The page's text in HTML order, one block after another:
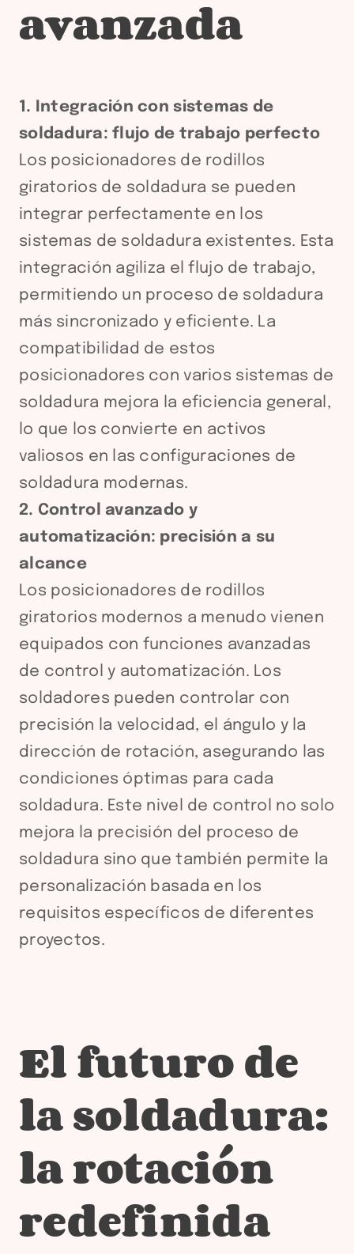
avanzada
1. Integración con sistemas de
soldadura: flujo de trabajo perfecto
Los posicionadores de rodillos
giratorios de soldadura se pueden
integrar perfectamente en los
sistemas de soldadura existentes. Esta
integración agiliza el flujo de trabajo,
permitiendo un proceso de soldadura
más sincronizado y eficiente. La
compatibilidad de estos
posicionadores con varios sistemas de
soldadura mejora la eficiencia general,
lo que los convierte en activos
valiosos en las configuraciones de
soldadura modernas.
2. Control avanzado y
automatización: precisión a su
alcance
Los posicionadores de rodillos
giratorios modernos a menudo vienen
equipados con funciones avanzadas
de control y automatización. Los
soldadores pueden controlar con
precisión la velocidad, el ángulo y la
dirección de rotación, asegurando las
condiciones óptimas para cada
soldadura. Este nivel de control no solo
mejora la precisión del proceso de
soldadura sino que también permite la
personalización basada en los
requisitos específicos de diferentes
proyectos.
El futuro de
la soldadura:
la rotación
redefinida